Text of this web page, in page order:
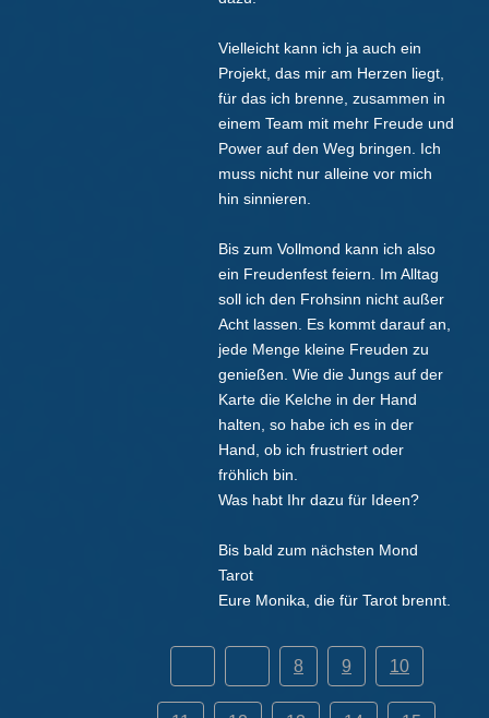
Vielleicht kann ich ja auch ein
Projekt, das mir am Herzen liegt,
für das ich brenne, zusammen in
einem Team mit mehr Freude und
Power auf den Weg bringen. Ich
muss nicht nur alleine vor mich
hin sinnieren.
Bis zum Vollmond kann ich also
ein Freudenfest feiern. Im Alltag
soll ich den Frohsinn nicht außer
Acht lassen. Es kommt darauf an,
jede Menge kleine Freuden zu
genießen. Wie die Jungs auf der
Karte die Kelche in der Hand
halten, so habe ich es in der
Hand, ob ich frustriert oder
fröhlich bin.
Was habt Ihr dazu für Ideen?
Bis bald zum nächsten Mond
Tarot
Eure Monika, die für Tarot brennt.
8 9 10